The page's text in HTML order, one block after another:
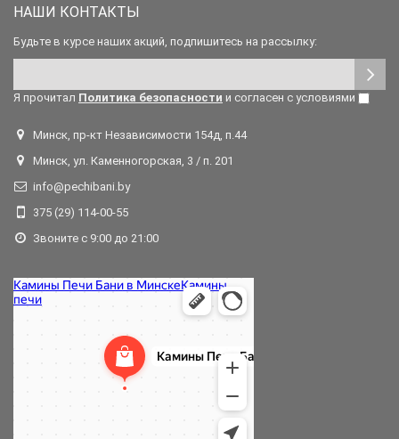
НАШИ КОНТАКТЫ
Будьте в курсе наших акций, подпишитесь на рассылку:
Я прочитал Политика безопасности и согласен с условиями
Минск, пр-кт Независимости 154д, п.44
Минск, ул. Каменногорская, 3 / п. 201
info@pechibani.by
375 (29) 114-00-55
Звоните с 9:00 до 21:00